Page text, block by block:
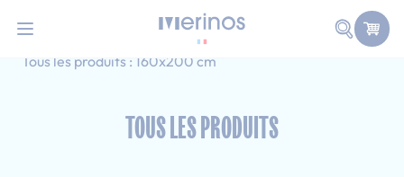
Faire
Accueil
Ado
Tous les produits : 160x200 cm
TOUS LES PRODUITS